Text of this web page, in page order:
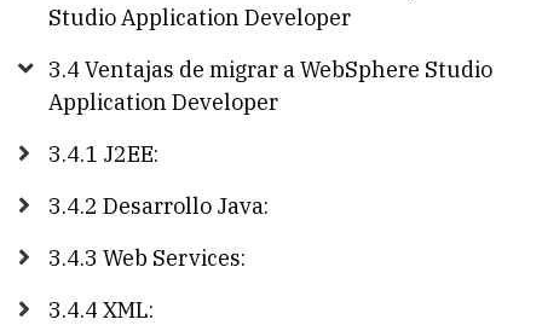
Studio Application Developer
3.4 Ventajas de migrar a WebSphere Studio
Application Developer
3.4.1 J2EE:
3.4.2 Desarrollo Java:
3.4.3 Web Services:
3.4.4 XML: